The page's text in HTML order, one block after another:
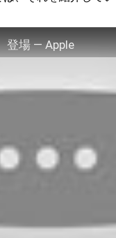
登場 — Apple